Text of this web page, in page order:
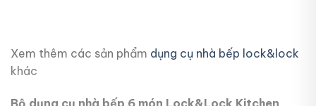
Xem thêm các sản phẩm dụng cụ nhà bếp lock&lock
khác